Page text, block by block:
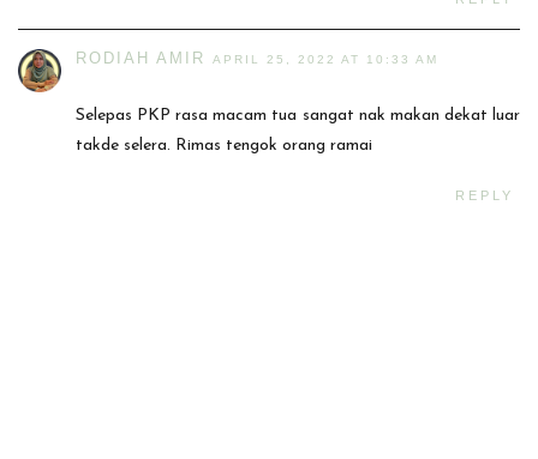
RODIAH AMIR APRIL 25, 2022 AT 10:33 AM
Selepas PKP rasa macam tua sangat nak makan dekat luar
takde selera. Rimas tengok orang ramai
REPLY